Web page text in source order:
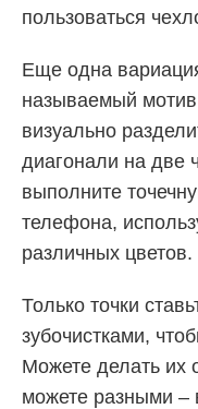
пользоваться
Еще одна
называемый
визуально
диагонали на две
выполните
телефона,
различных цветов.
Только точки
зубочистками,
Можете делать их
можете разными –